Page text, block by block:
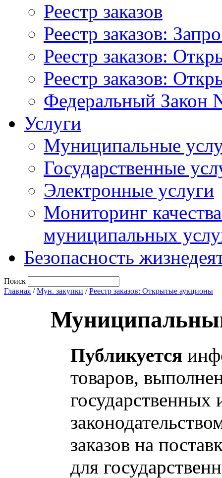
Реестр заказов
Реестр заказов:
Реестр заказов:
Реестр заказов:
Федеральный Закон
Услуги
Муниципальные
Государственные
Электронные услуги
Мониторинг
муниципальных
Безопасность
Поиск
Главная /Мун. закупки /Реестр заказов: Открытые аукционы
Публикуется
товаров,
заказов на
для